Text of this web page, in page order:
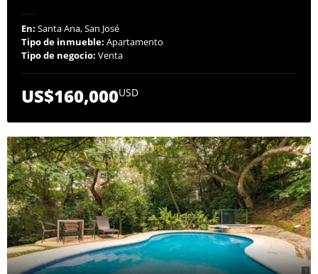
En: Santa Ana, San José
Tipo de inmueble: Apartamento
Tipo de negocio: Venta
US$160,000USD